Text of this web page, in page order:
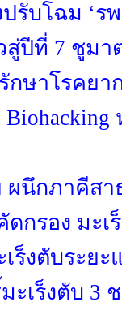
ปรับโฉม ‘
สู่ปีที่ 7 ชูม
กษาโรคยา
ผนึกภาคีส
ดกรอง มะ
ร็งตับระย
ะเร็งตับ 3